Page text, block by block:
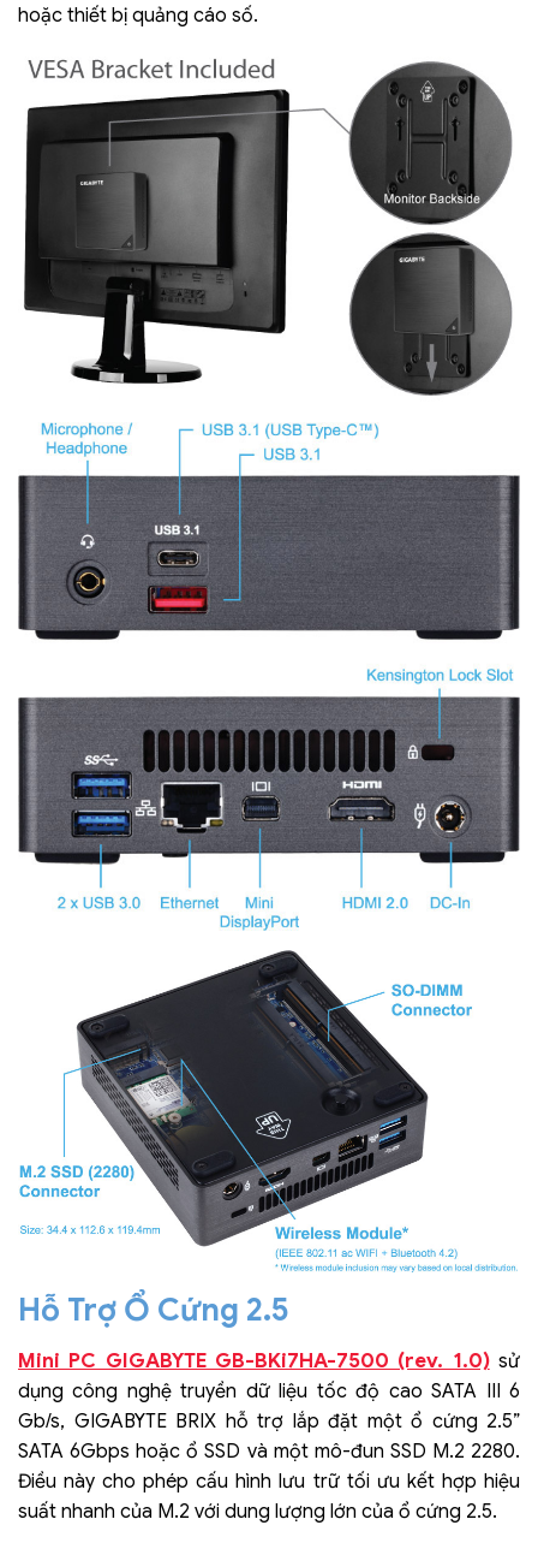
hoặc thiết bị quảng cáo số.
Hỗ Trợ Ổ Cứng 2.5
Mini PC GIGABYTE GB-BKi7HA-7500 (rev. 1.0)sử
dụng công nghệ truyền dữ liệu tốc độ cao SATA III 6
Gb/s, GIGABYTE BRIX hỗ trợ lắp đặt một ổ cứng 2.5”
SATA 6Gbps hoặc ổ SSD và một mô-đun SSD M.2 2280.
Điều này cho phép cấu hình lưu trữ tối ưu kết hợp hiệu
suất nhanh của M.2 với dung lượng lớn của ổ cứng 2.5.